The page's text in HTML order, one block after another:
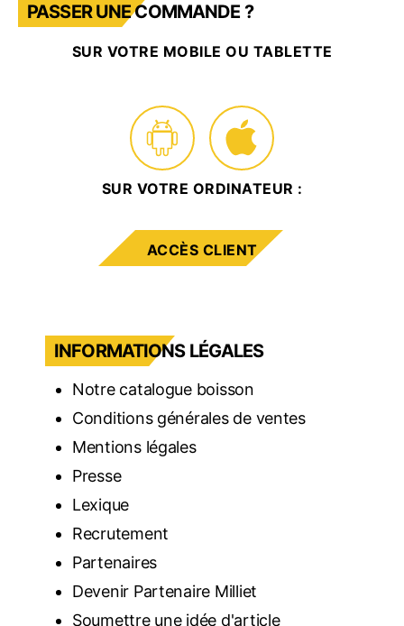
PASSER UNE COMMANDE ?
SUR VOTRE MOBILE OU TABLETTE
SUR VOTRE ORDINATEUR :
ACCÈS CLIENT
INFORMATIONS LÉGALES
Notre catalogue boisson
Conditions générales de ventes
Mentions légales
Presse
Lexique
Recrutement
Partenaires
Devenir Partenaire Milliet
Soumettre une idée d'article